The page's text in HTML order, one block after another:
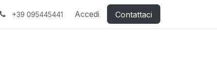
+39 095445441 Accedi Contattaci